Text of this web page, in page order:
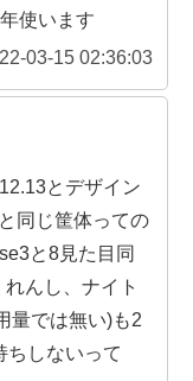
使います
03-15 02:36:03
とデザイン
同じ筐体っての
と8見た目同
んし、ナイト
量では無い)も2
ちしないって